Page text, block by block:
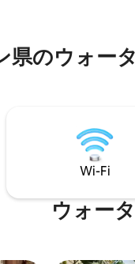
県のウォー
Wi-Fi
ウォー